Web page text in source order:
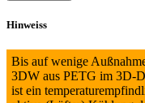
Hinweiss
Bis auf wenige
3DW aus PETG im 3D-
ist ein